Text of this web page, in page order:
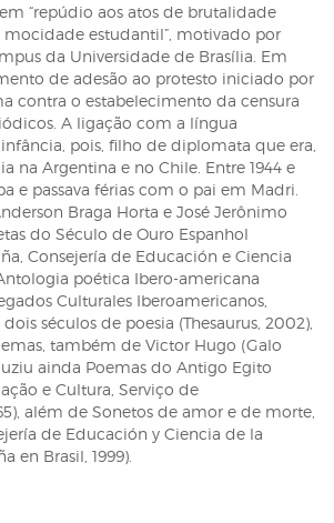
“repúdio aos atos de brutalidade
mocidade estudantil”, motivado por
da Universidade de Brasília. Em
de adesão ao protesto iniciado por
contra o estabelecimento da censura
A ligação com a língua
pois, filho de diplomata que era,
na Argentina e no Chile. Entre 1944 e
e passava férias com o pai em Madri.
Braga Horta e José Jerônimo
do Século de Ouro Espanhol
Consejería de Educación e Ciencia
poética Ibero-americana
Culturales Iberoamericanos,
séculos de poesia (Thesaurus, 2002),
também de Victor Hugo (Galo
ainda Poemas do Antigo Egito
e Cultura, Serviço de
além de Sonetos de amor e de morte,
de Educación y Ciencia de la
en Brasil, 1999).